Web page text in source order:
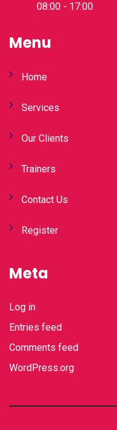
08:00 - 17:00
Menu
Home
Services
Our Clients
Trainers
Contact Us
Register
Meta
Log in
Entries feed
Comments feed
WordPress.org